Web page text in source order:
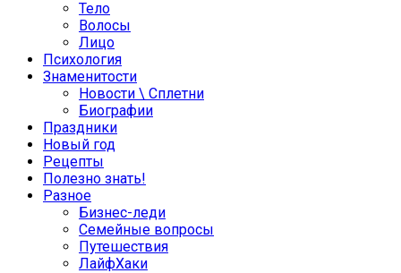
Тело
Волосы
Лицо
Психология
Знаменитости
Новости \ Сплетни
Биографии
Праздники
Новый год
Рецепты
Полезно знать!
Разное
Бизнес-леди
Семейные вопросы
Путешествия
ЛайфХаки